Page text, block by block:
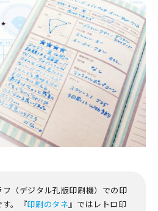
（デジタル孔版印刷機）での印
。『印刷のタネ』ではレトロ印